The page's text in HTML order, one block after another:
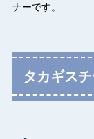
ナーです。
タカギス